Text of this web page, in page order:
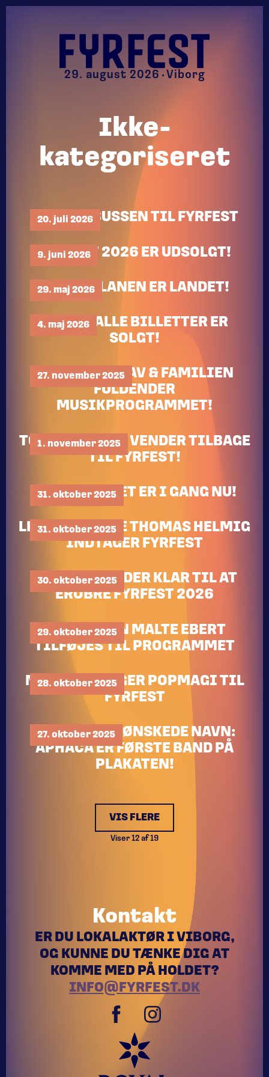
29. august 2026 Viborg
Ikke-
kategoriseret
20. juli 2026
TA’ RUTEBUSSEN TIL FYRFEST
9. juni 2026
FYRFEST 2026 ER UDSOLGT!
29. maj 2026
SPILLEPLANEN ER LANDET!
4. maj 2026
85% AF ALLE BILLETTER ER
SOLGT!
27. november 2025
BENJAMIN HAV & FAMILIEN
FULDENDER
MUSIKPROGRAMMET!
1. november 2025
TOBIAS RAHIM VENDER TILBAGE
TIL FYRFEST!
31. oktober 2025
BILLETSALGET ER I GANG NU!
31. oktober 2025
LEGENDARISKE THOMAS HELMIG
INDTAGER FYRFEST
30. oktober 2025
MEDINA MELDER KLAR TIL AT
EROBRE FYRFEST 2026
29. oktober 2025
POPPOETEN MALTE EBERT
TILFØJES TIL PROGRAMMET
28. oktober 2025
MUMLE BRINGER POPMAGI TIL
FYRFEST
27. oktober 2025
JERES MEST ØNSKEDE NAVN:
APHACA ER FØRSTE BAND PÅ
PLAKATEN!
VIS FLERE
Viser 12 af19
Kontakt
ER DU LOKALAKTØR I VIBORG,
OG KUNNE DU TÆNKE DIG AT
KOMME MED PÅ HOLDET?
INFO@FYRFEST.DK